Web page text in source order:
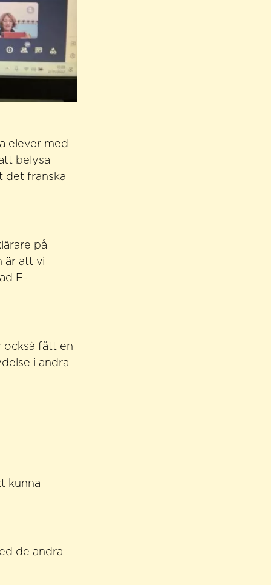
elever med
belysa
det franska
på
är att vi
E-
också fått en
i andra
kunna
de andra